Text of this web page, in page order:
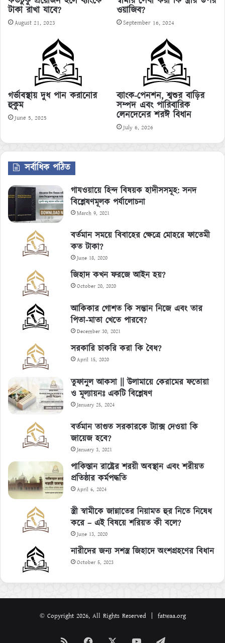
টাকা রাখা যাবে?
August 21, 2023
ওয়াজিব?
September 16, 2024
গর্ভাবস্থায় দুধ পান করানোর
হুকুম
June 5, 2025
ব্যাংক-পেনশন, শ্বশুর বাড়ির
সম্পদ এবং পারিবারিক
লেনদেনের শরঈ বিধান
July 6, 2026
সর্বাধিক পঠিত
গাযওয়ায়ে হিন্দ বিষয়ক হাদীসসমূহ: সনদ
বিশ্লেষণমূলক পর্যালোচনা
March 9, 2021
বর্তমান সময়ে বিবাহের ক্ষেত্রে মোহরে ফাতেমী
কত টাকা?
June 18, 2020
জিহাদ কখন ফরজে আইন হয়?
October 20, 2020
আকিকার গোশত কি সন্তান নিজে এবং তার
পিতা-মাতা খেতে পারবে?
December 30, 2021
সরকারি চাকরি করা কি বৈধ?
April 15, 2020
তুফানুল আকসা || উলামায়ে কেরামের ফতোয়া
ও মূল্যায়নঃ একটি বিশ্লেষণ
January 25, 2024
বর্তমান তাগুত সরকারকে ট্যাক্স দেওয়া কি
জায়েজ হবে?
January 3, 2021
পাকিস্তান রাষ্ট্রের শরয়ী অবস্থান এবং শরীয়ত
প্রতিষ্ঠার কর্মপদ্ধতি
April 6, 2024
স্ত্রী স্বামীকে জান্নাতের নিয়ামত হুর নিতে নিষেধ
করে – এই বিষয়ে শরিয়ত কী বলে?
June 13, 2020
নারীদের জন্য সশস্ত্র জিহাদে অংশগ্রহণের বিধান
October 5, 2023
© Copyright 2026, All Rights Reserved | fatwaa.org